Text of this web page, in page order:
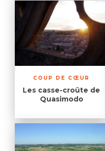
COUP DE CŒUR
Les casse-croûte de
Quasimodo